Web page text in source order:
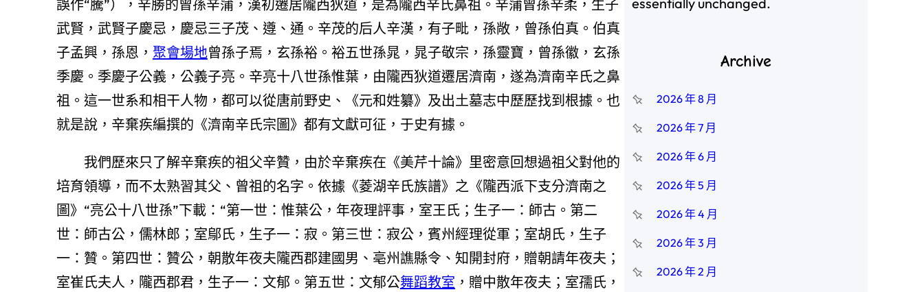
誤作“騰”），辛勝的曾孫辛蒲，漢初遷居隴西狄道，是為隴西辛氏鼻祖。辛蒲曾孫辛柔，生子
武賢，武賢子慶忌，慶忌三子茂、遵、通。辛茂的后人辛漢，有子毗，孫敞，曾孫伯真。伯真
子孟興，孫恩， 聚會場地曾孫子焉，玄孫裕。裕五世孫晁，晁子敬宗，孫靈寶，曾孫徽，玄孫
季慶。季慶子公義，公義子亮。辛亮十八世孫惟葉，由隴西狄道遷居濟南，遂為濟南辛氏之鼻
祖。這一世系和相干人物，都可以從唐前野史、《元和姓纂》及出土墓志中歷歷找到根據。也
就是說，辛棄疾編撰的《濟南辛氏宗圖》都有文獻可征，于史有據。
我們歷來只了解辛棄疾的祖父辛贊，由於辛棄疾在《美芹十論》里密意回想過祖父對他的
培育領導，而不太熟習其父、曾祖的名字。依據《菱湖辛氏族譜》之《隴西派下支分濟南之
圖》“亮公十八世孫”下載：“第一世：惟葉公，年夜理評事，室王氏；生子一：師古。第二
世：師古公，儒林郎；室鄔氏，生子一：寂。第三世：寂公，賓州經理從軍；室胡氏，生子
一：贊。第四世：贊公，朝散年夜夫隴西郡建國男、亳州譙縣令、知開封府，贈朝請年夜夫；
室崔氏夫人，隴西郡君，生子一：文郁。第五世：文郁公舞蹈教室 ，贈中散年夜夫；室孺氏，
Archive
2026 年 8 月
2026 年 7 月
2026 年 6 月
2026 年 5 月
2026 年 4 月
2026 年 3 月
2026 年 2 月